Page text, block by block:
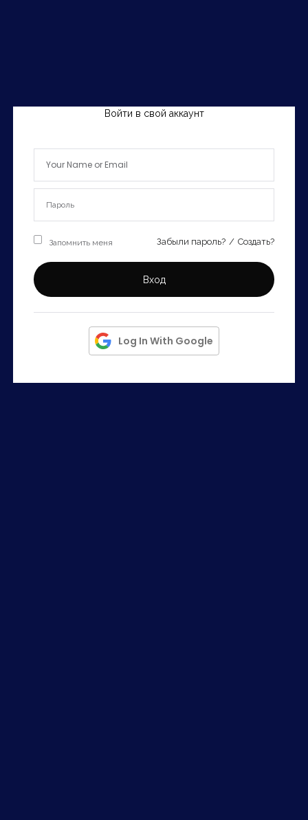
Войти в свой аккаунт
Запомнить меня Создать?
/
Забыли пароль?
Вход
Log In With Google